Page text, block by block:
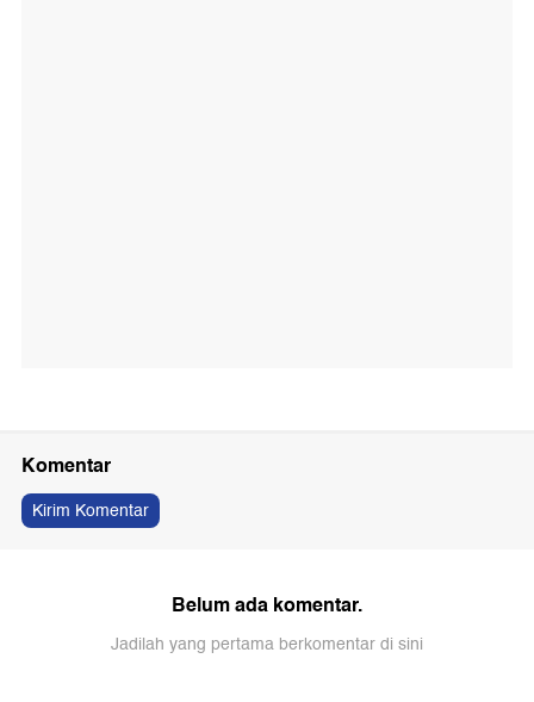
Komentar
Kirim Komentar
Belum ada komentar.
Jadilah yang pertama berkomentar di sini